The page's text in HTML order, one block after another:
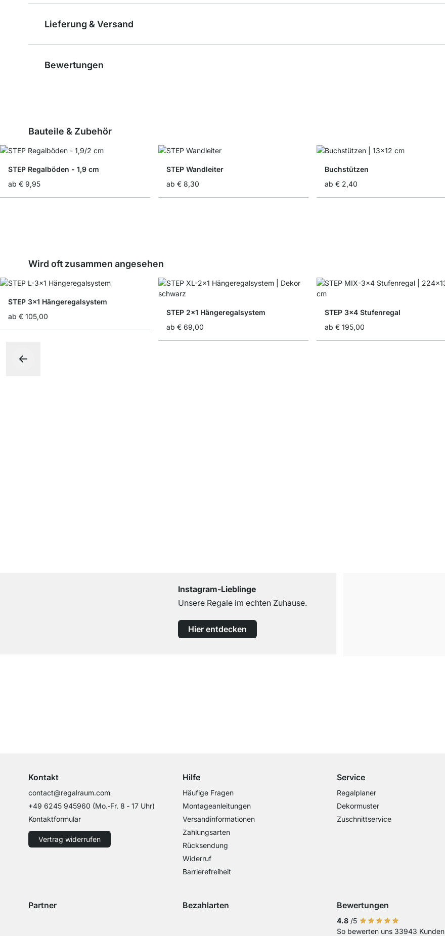
Lieferung & Versand
Bewertungen
Bauteile & Zubehör
STEP Regalböden - 1,9 cm
ab € 9,95
STEP Wandleiter
ab € 8,30
Buchstützen
ab € 2,40
Wird oft zusammen angesehen
STEP 3x1 Hängeregalsystem
ab € 105,00
STEP 2x1 Hängeregalsystem
ab € 69,00
STEP 3x4 Stufenregal
ab € 195,00
Instagram-Lieblinge
Unsere Regale im echten Zuhause.
Hier entdecken
Kontakt
contact@regalraum.com
+49 6245 945960 (Mo.‑Fr. 8 ‑ 17 Uhr)
Kontaktformular
Vertrag widerrufen
Hilfe
Häufige Fragen
Montageanleitungen
Versandinformationen
Zahlungsarten
Rücksendung
Widerruf
Barrierefreiheit
Service
Regalplaner
Dekormuster
Zuschnittservice
Partner Bezahlarten
Zahlung mit Sofort Kasse
Bewertungen
4.8 /5
So bewerten uns 33943 Kunden